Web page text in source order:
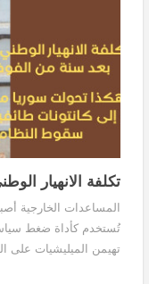
تكلفة الانهيار
المساعدات الخارجية
تُستخدم كأداة ضغط
تهيمن الميليشيات على